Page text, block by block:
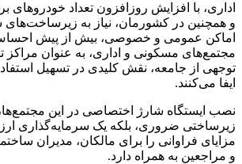
اداری، با افزایش روزافزون تعداد
و همچنین در کشورمان، نیاز به
اماکن عمومی و خصوصی، بیش از پیش
مجتمع‌های مسکونی و اداری، به عنوان
توجهی از جامعه، نقش کلیدی در تسهیل
ایفا می‌کنند.
نصب ایستگاه شارژ اختصاصی در این مجتمع‌ها،
زیرساختی ضروری، بلکه یک سرمایه‌گذاری
مزایای فراوانی را برای مالکان، مدیران
و مراجعین به همراه دارد.